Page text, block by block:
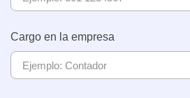
Cargo en la empresa